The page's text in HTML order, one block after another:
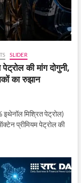
SLIDER
की मांग दोगुनी,
का रुझान
मिश्रित पेट्रोल)
प्रीमियम पेट्रोल की